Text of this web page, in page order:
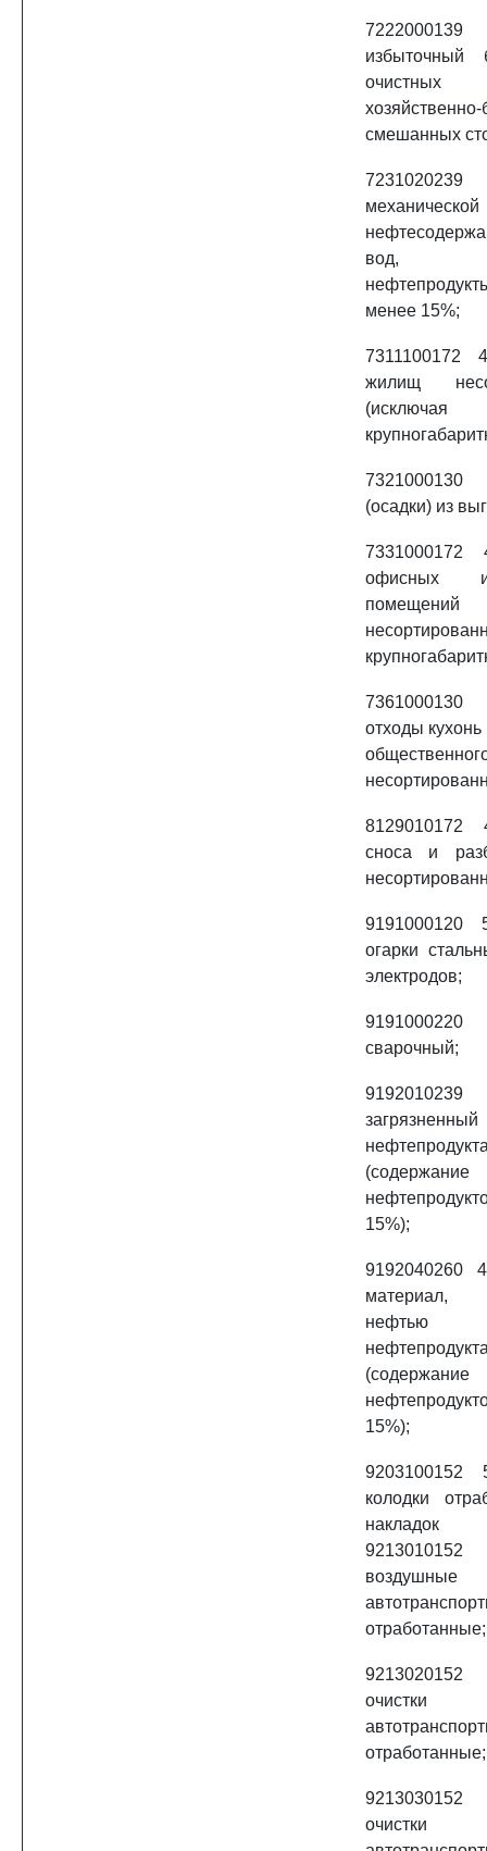
избыточный
очистных
смешанных
вод,
менее 15%;
7311100172
жилищ
(исключая
(осадки) из
офисных
помещений
отходы кухонь
сноса и
9191000120
огарки
электродов;
сварочный;
15%);
9192040260
материал,
15%);
9203100152
колодки
накладок
воздушные
отработанные;
отработанные;
очистки